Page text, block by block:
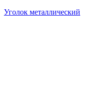
Уголок металлический